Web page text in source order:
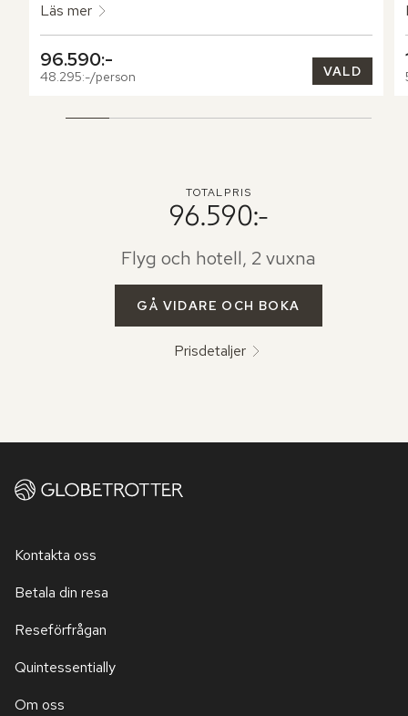
Läs mer
96.590:-
48.295:-/person VALD
TOTALPRIS
96.590:-
Flyg och hotell, 2 vuxna
GÅ VIDARE OCH BOKA
Prisdetaljer
Kontakta oss
Betala din resa
Reseförfrågan
Quintessentially
Om oss